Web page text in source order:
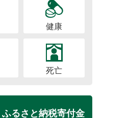
健康
死亡
ふるさと納税寄付金